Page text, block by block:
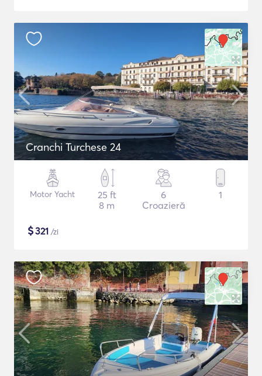
Cranchi Turchese 24
Motor Yacht
25 ft
8 m
6
Croazieră
1
$321 /zi